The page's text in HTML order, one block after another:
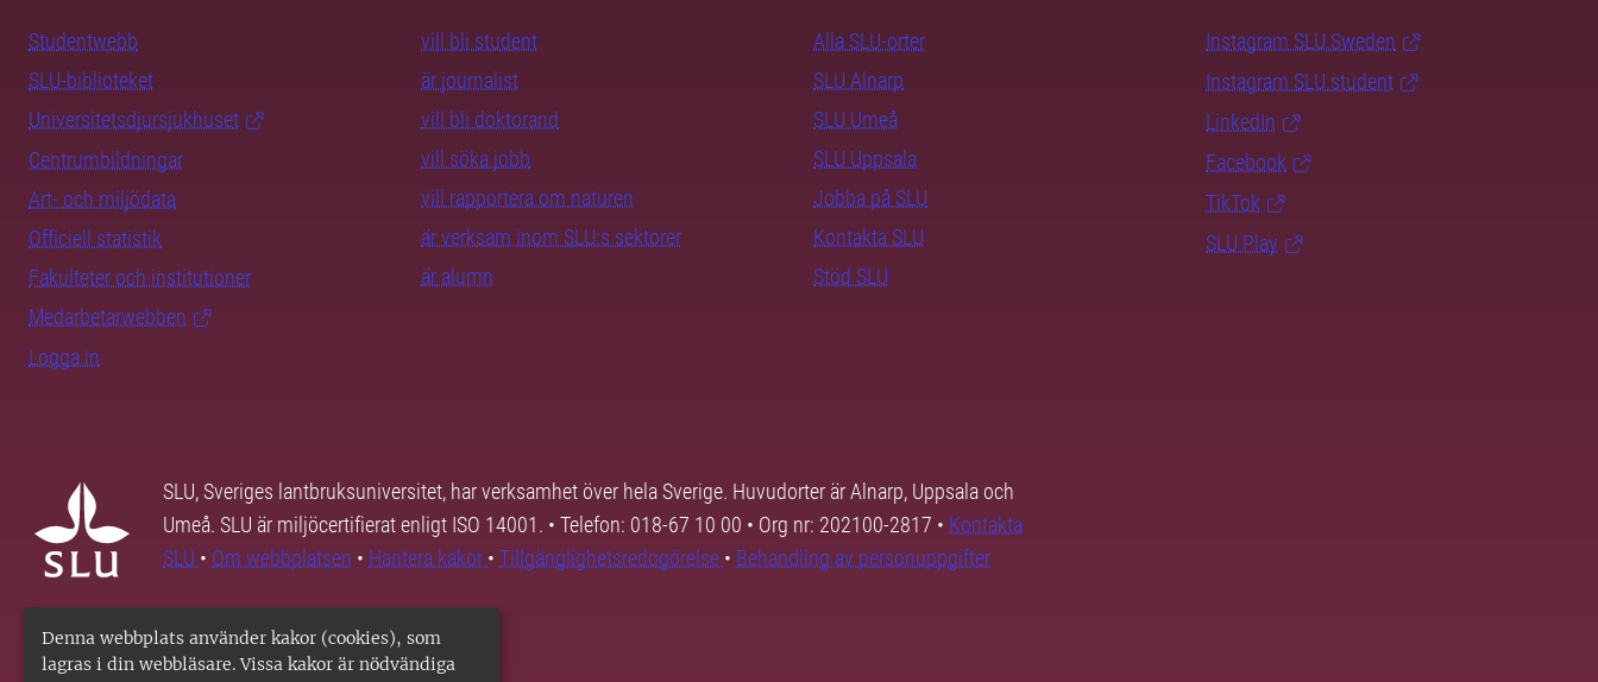
Denna webbplats använder kakor (cookies), som
lagras i din webbläsare. Vissa kakor är nödvändiga
Studentwebb
SLU-biblioteket
Universitetsdjursjukhuset
Centrumbildningar
Art- och miljödata
Officiell statistik
Fakulteter och institutioner
Medarbetarwebben
Logga in
vill bli student
är journalist
vill bli doktorand
vill söka jobb
vill rapportera om naturen
är verksam inom SLU:s sektorer
är alumn
Alla SLU-orter
SLU Alnarp
SLU Umeå
SLU Uppsala
Jobba på SLU
Kontakta SLU
Stöd SLU
Instagram SLU.Sweden
Instagram SLU.student
LinkedIn
Facebook
TikTok
SLU Play
SLU, Sveriges lantbruksuniversitet, har verksamhet över hela Sverige. Huvudorter är Alnarp, Uppsala och
Umeå. SLU är miljöcertifierat enligt ISO 14001. • Telefon: 018-67 10 00 • Org nr: 202100-2817 • Kontakta
SLU • Om webbplatsen • Hantera kakor • Tillgänglighetsredogörelse • Behandling av personuppgifter